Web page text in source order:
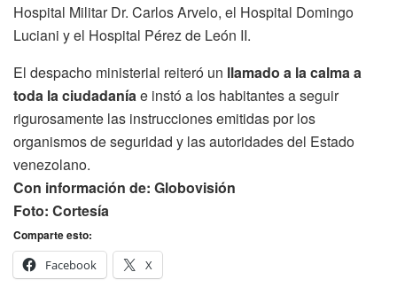
Hospital Militar Dr. Carlos Arvelo, el Hospital Domingo
Luciani y el Hospital Pérez de León II.
El despacho ministerial reiteró un llamado a la calma a
toda la ciudadaníae instó a los habitantes a seguir
rigurosamente las instrucciones emitidas por los
organismos de seguridad y las autoridades del Estado
venezolano.
Con información de: Globovisión
Foto: Cortesía
Comparte esto:
Facebook
X